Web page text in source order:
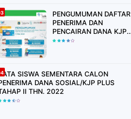
PENGUMUMAN DAFTAR
PENERIMA DAN
PENCAIRAN DANA KJP
PLUS TAHAP I THN
HARAP TUNGGU
UNDANGAN)
SISWA SEMENTARA CALON
DANA SOSIAL/KJP PLUS
TAHAP II THN. 2022